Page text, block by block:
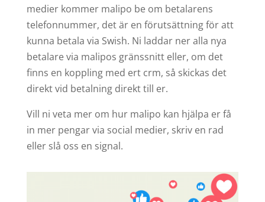
medier kommer malipo be om betalarens
telefonnummer, det är en förutsättning för att
kunna betala via Swish. Ni laddar ner alla nya
betalare via malipos gränssnitt eller, om det
finns en koppling med ert crm, så skickas det
direkt vid betalning direkt till er.
Vill ni veta mer om hur malipo kan hjälpa er få
in mer pengar via social medier, skriv en rad
eller slå oss en signal.